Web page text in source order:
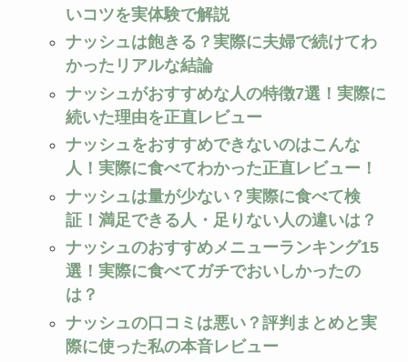
いコツを実体験で解説
ナッシュは飽きる？実際に夫婦で続けてわ
かったリアルな結論
ナッシュがおすすめな人の特徴7選！実際に
続いた理由を正直レビュー
ナッシュをおすすめできないのはこんな
人！実際に食べてわかった正直レビュー！
ナッシュは量が少ない？実際に食べて検
証！満足できる人・足りない人の違いは？
ナッシュのおすすめメニューランキング15
選！実際に食べてガチでおいしかったの
は？
ナッシュの口コミは悪い？評判まとめと実
際に使った私の本音レビュー